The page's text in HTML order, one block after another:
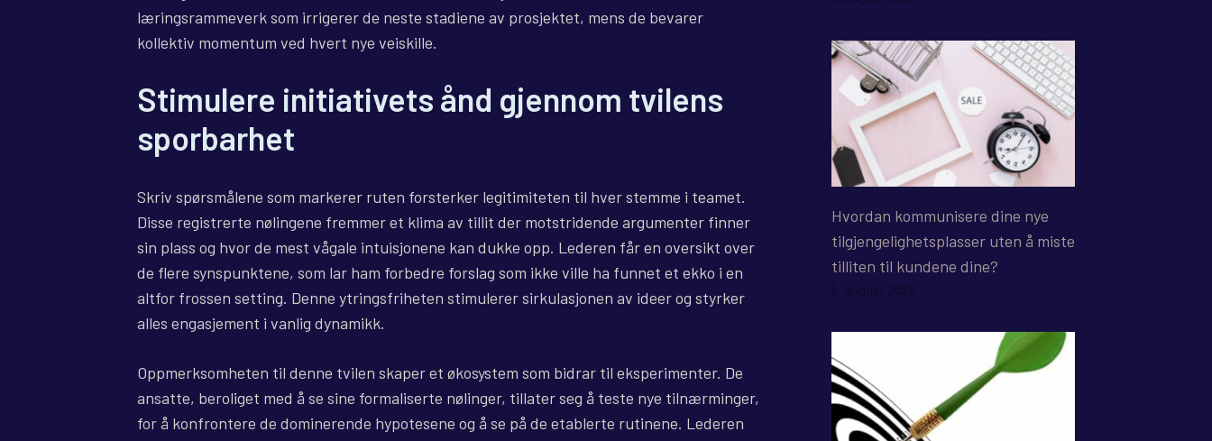
læringsrammeverk som irrigerer de neste stadiene av prosjektet, mens de bevarer
kollektiv momentum ved hvert nye veiskille.
Stimulere initiativets ånd gjennom tvilens
sporbarhet
Skriv spørsmålene som markerer ruten forsterker legitimiteten til hver stemme i teamet.
Disse registrerte nølingene fremmer et klima av tillit der motstridende argumenter finner
sin plass og hvor de mest vågale intuisjonene kan dukke opp. Lederen får en oversikt over
de flere synspunktene, som lar ham forbedre forslag som ikke ville ha funnet et ekko i en
altfor frossen setting. Denne ytringsfriheten stimulerer sirkulasjonen av ideer og styrker
alles engasjement i vanlig dynamikk.
Oppmerksomheten til denne tvilen skaper et økosystem som bidrar til eksperimenter. De
ansatte, beroliget med å se sine formaliserte nølinger, tillater seg å teste nye tilnærminger,
for å konfrontere de dominerende hypotesene og å se på de etablerte rutinene. Lederen
Hvordan kommunisere dine nye
tilgjengelighetsplasser uten å miste
tilliten til kundene dine?
5. august 2026